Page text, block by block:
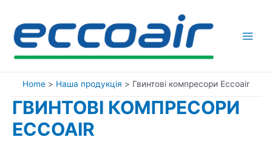
content
Home Наша продукція Гвинтові компресори Eccoair
ГВИНТОВІ КОМПРЕСОРИ
ECCOAIR